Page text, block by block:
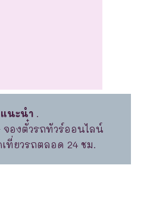
แนะนำ.
จองตั๋วรถทัวร์ออนไลน์
เที่ยวรถตลอด 24 ชม.